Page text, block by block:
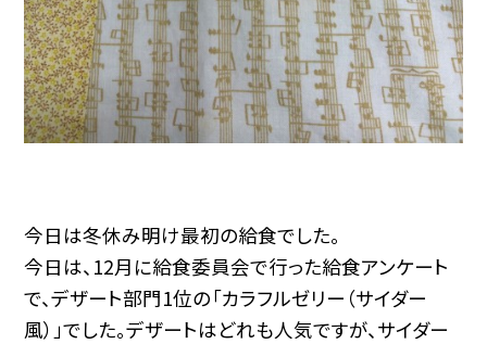
今日は冬休み明け最初の給食でした。
今日は、12月に給食委員会で行った給食アンケート
で、デザート部門1位の「カラフルゼリー（サイダー
風）」でした。デザートはどれも人気ですが、サイダー